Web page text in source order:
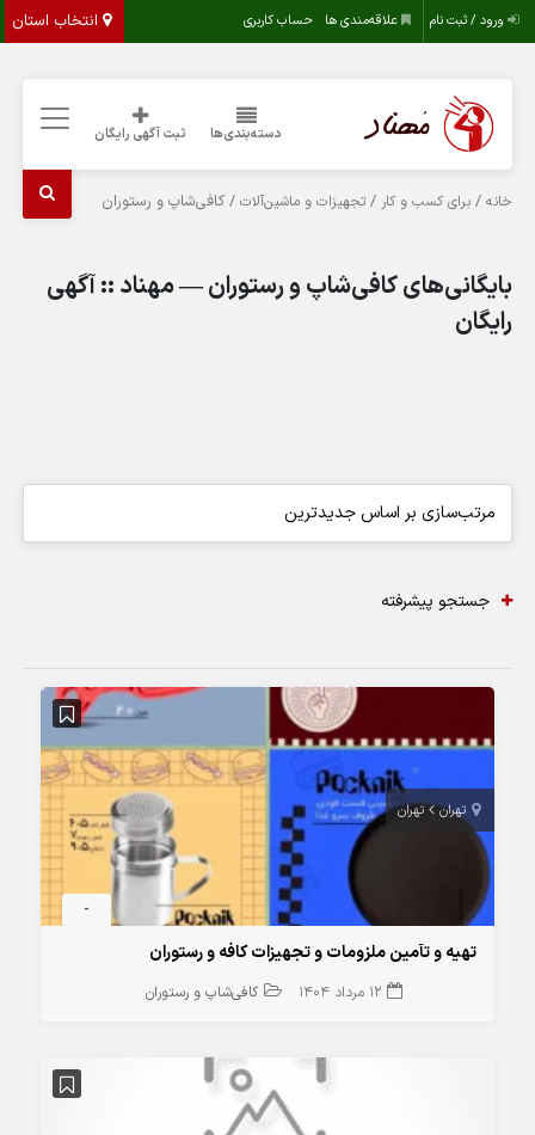
انتخاب استان ورود / ثبت نام علاقه‌مندی ها حساب کاربری
دسته‌بندی‌ها ثبت آگهی رایگان
خانه /برای کسب و کار /تجهیزات و ماشین‌آلات / کافی‌شاپ و رستوران
بایگانی‌های کافی‌شاپ و رستوران — مهناد :: آگهی
رایگان
جستجو پیشرفته
تهران تهران
-
تهیه و تآمین ملزومات و تجهیزات کافه و رستوران
12 مرداد 1404 کافی‌شاپ و رستوران